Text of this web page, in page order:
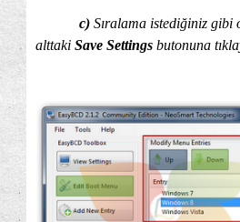
c) Sıralama istediğiniz gibi
alttaki Save Settings butonuna